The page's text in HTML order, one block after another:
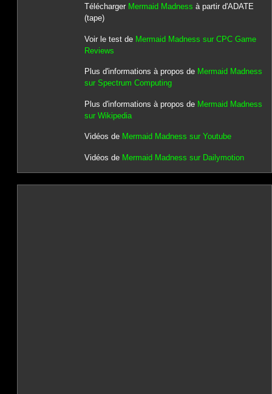
Télécharger Mermaid Madness à partir d'ADATE
(tape)
Voir le test de Mermaid Madness sur CPC Game
Reviews
Plus d'informations à propos de Mermaid Madness
sur Spectrum Computing
Plus d'informations à propos de Mermaid Madness
sur Wikipedia
Vidéos de Mermaid Madness sur Youtube
Vidéos de Mermaid Madness sur Dailymotion